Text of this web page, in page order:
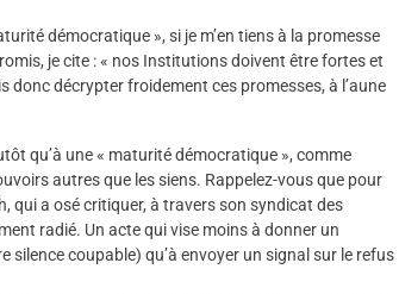
démocratique », si je m’en tiens à la promesse
je cite : « nos Institutions doivent être fortes et
décrypter froidement ces promesses, à l’aune
qu’à une « maturité démocratique », comme
autres que les siens. Rappelez-vous que pour
qui a osé critiquer, à travers son syndicat des
radié. Un acte qui vise moins à donner un
silence coupable) qu’à envoyer un signal sur le refus